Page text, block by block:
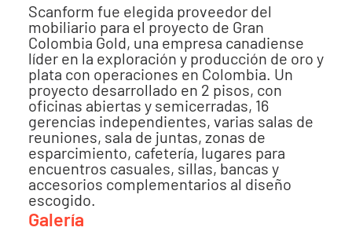
Scanform fue elegida proveedor del
mobiliario para el proyecto de Gran
Colombia Gold, una empresa canadiense
líder en la exploración y producción de oro y
plata con operaciones en Colombia. Un
proyecto desarrollado en 2 pisos, con
oficinas abiertas y semicerradas, 16
gerencias independientes, varias salas de
reuniones, sala de juntas, zonas de
esparcimiento, cafetería, lugares para
encuentros casuales, sillas, bancas y
accesorios complementarios al diseño
escogido.
Galería